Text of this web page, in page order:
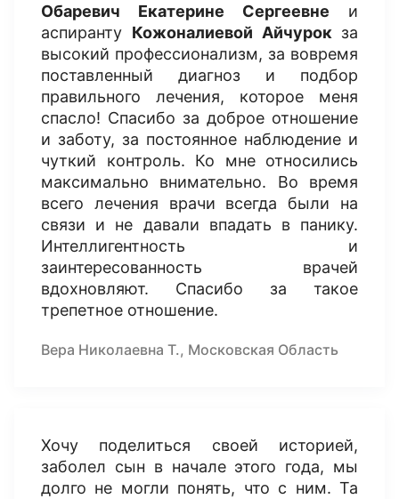
Обаревич Екатерине Сергеевне и
аспиранту Кожоналиевой Айчурок за
высокий профессионализм, за вовремя
поставленный диагноз и подбор
правильного лечения, которое меня
спасло! Спасибо за доброе отношение
и заботу, за постоянное наблюдение и
чуткий контроль. Ко мне относились
максимально внимательно. Во время
всего лечения врачи всегда были на
связи и не давали впадать в панику.
Интеллигентность и
заинтересованность врачей
вдохновляют. Спасибо за такое
трепетное отношение.
Вера Николаевна Т., Московская Область
Хочу поделиться своей историей,
заболел сын в начале этого года, мы
долго не могли понять, что с ним. Та